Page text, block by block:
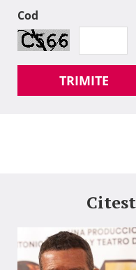
Cod
TRIMITE